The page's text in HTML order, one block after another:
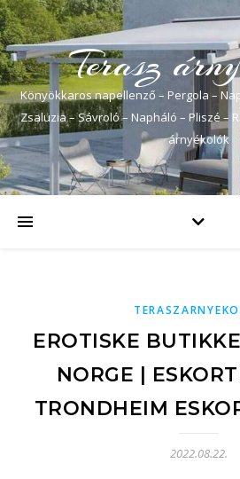
Terasz
Könyökkaros napellenző – Pergola –
Zsaluzia – Sávroló – Napháló – Pliszé –
árnyékolók
EROTISKE
NORGE |
TRONDHEIM
2022.08.22.